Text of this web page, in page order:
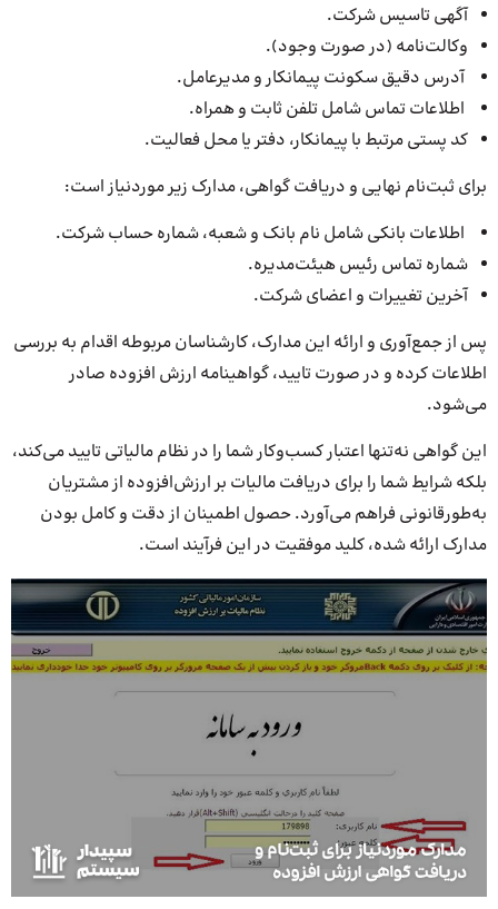
آگهی تاسیس شرکت.
وکالت‌نامه (در صورت وجود).
آدرس دقیق سکونت پیمانکار و مدیرعامل.
اطلاعات تماس شامل تلفن ثابت و همراه.
کد پستی مرتبط با پیمانکار، دفتر یا محل فعالیت.
برای ثبت‌نام نهایی و دریافت گواهی، مدارک زیر مورد‌نیاز است:
اطلاعات بانکی شامل نام بانک و شعبه، شماره حساب شرکت.
شماره تماس رئیس هیئت‌مدیره.
آخرین تغییرات و اعضای شرکت.
پس از جمع‌آوری و ارائه این مدارک، کارشناسان مربوطه اقدام‌ به بررسی
اطلاعات کرده و در صورت تایید، گواهینامه ارزش افزوده صادر
می‌شود.
این گواهی نه‌تنها اعتبار کسب‌وکار شما را در نظام مالیاتی تایید می‌کند،
بلکه شرایط شما را برای دریافت مالیات‌ بر ارزش‌افزوده از مشتریان
به‌طور‌قانونی فراهم می‌آورد. حصول اطمینان از دقت و کامل بودن
مدارک ارائه شده، کلید موفقیت در این فرآیند است.